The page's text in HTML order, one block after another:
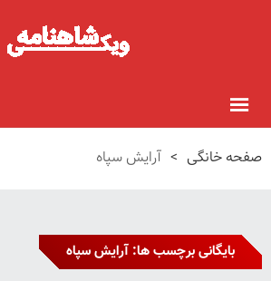
صفحه خانگی > آرایش سپاه
بایگانی برچسب ها: آرایش سپاه